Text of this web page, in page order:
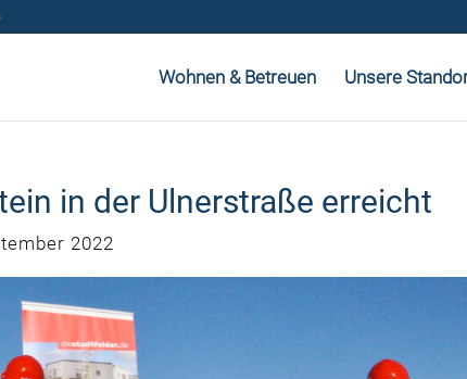
Wohnen & Betreuen Unsere
in der Ulnerstraße erreicht
2022